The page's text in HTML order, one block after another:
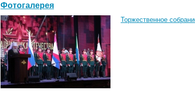
Фотогалерея
Торжественное